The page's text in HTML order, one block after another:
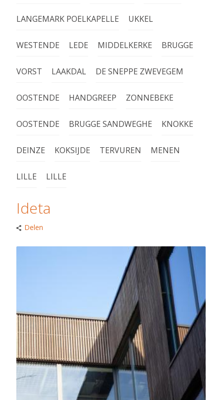
LANGEMARK POELKAPELLE UKKEL
WESTENDE LEDE MIDDELKERKE BRUGGE
VORST LAAKDAL DE SNEPPE ZWEVEGEM
OOSTENDE HANDGREEP ZONNEBEKE
OOSTENDE BRUGGE SANDWEGHE KNOKKE
DEINZE KOKSIJDE TERVUREN MENEN
LILLE LILLE
Ideta
Delen